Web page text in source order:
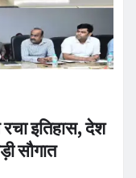
इतिहास, देश
सौगात